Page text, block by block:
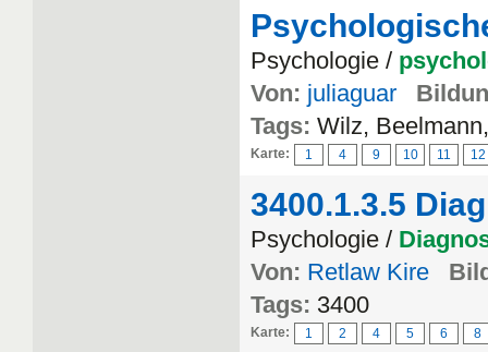
Psychologie /
Von: juliaguar
Tags: Wilz,
Karte: 1 4 9 10 11 12
3400.1.3.5
Psychologie /
Von: Retlaw Kire
Tags: 3400
Karte: 1 2 4 5 6 8